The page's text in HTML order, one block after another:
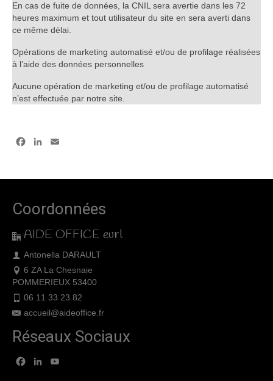
En cas de fuite de données, la CNIL sera avertie dans les 72
heures maximum et tout utilisateur du site en sera averti dans
ce même délai.
Opérations de marketing automatisé et/ou de profilage réalisées
à l’aide des données personnelles
Aucune opération de marketing et/ou de profilage automatisé
n’est effectuée par notre site.
Facebook
LinkedIn
Coordonnées
AIDE OFFICE eurl
Antonella DARAULT
6 ZA La Chesnaie
POMMERIEUX 53400
06 11 33 23 82
accueil@aideoffice.fr
Réseaux Sociaux
Facebook
LinkedIn